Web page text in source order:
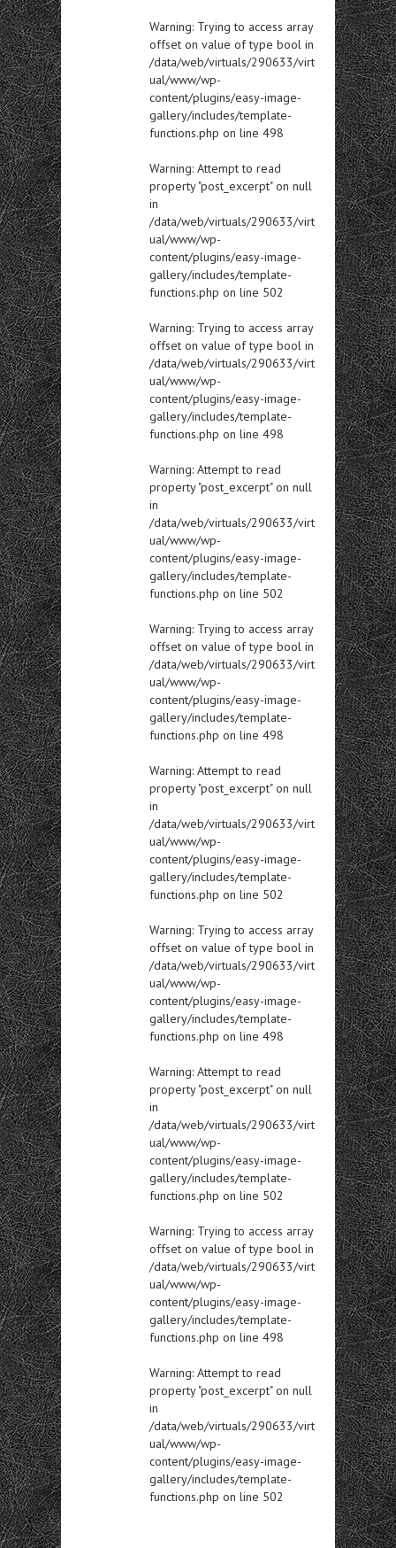
Warning: Trying to access array
offset on value of type bool in
/data/web/virtuals/290633/virt
ual/www/wp-
content/plugins/easy-image-
gallery/includes/template-
functions.php on line 498
Warning: Attempt to read
property "post_excerpt" on null
in
/data/web/virtuals/290633/virt
ual/www/wp-
content/plugins/easy-image-
gallery/includes/template-
functions.php on line 502
Warning: Trying to access array
offset on value of type bool in
/data/web/virtuals/290633/virt
ual/www/wp-
content/plugins/easy-image-
gallery/includes/template-
functions.php on line 498
Warning: Attempt to read
property "post_excerpt" on null
in
/data/web/virtuals/290633/virt
ual/www/wp-
content/plugins/easy-image-
gallery/includes/template-
functions.php on line 502
Warning: Trying to access array
offset on value of type bool in
/data/web/virtuals/290633/virt
ual/www/wp-
content/plugins/easy-image-
gallery/includes/template-
functions.php on line 498
Warning: Attempt to read
property "post_excerpt" on null
in
/data/web/virtuals/290633/virt
ual/www/wp-
content/plugins/easy-image-
gallery/includes/template-
functions.php on line 502
Warning: Trying to access array
offset on value of type bool in
/data/web/virtuals/290633/virt
ual/www/wp-
content/plugins/easy-image-
gallery/includes/template-
functions.php on line 498
Warning: Attempt to read
property "post_excerpt" on null
in
/data/web/virtuals/290633/virt
ual/www/wp-
content/plugins/easy-image-
gallery/includes/template-
functions.php on line 502
Warning: Trying to access array
offset on value of type bool in
/data/web/virtuals/290633/virt
ual/www/wp-
content/plugins/easy-image-
gallery/includes/template-
functions.php on line 498
Warning: Attempt to read
property "post_excerpt" on null
in
/data/web/virtuals/290633/virt
ual/www/wp-
content/plugins/easy-image-
gallery/includes/template-
functions.php on line 502